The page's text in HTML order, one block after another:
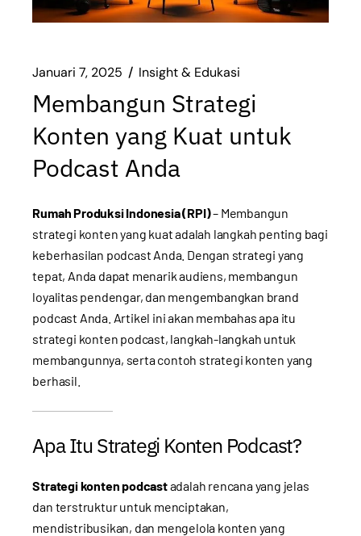
Januari 7, 2025 Insight & Edukasi
Membangun Strategi
Konten yang Kuat untuk
Podcast Anda
Rumah Produksi Indonesia (RPI)– Membangun
strategi konten yang kuat adalah langkah penting bagi
keberhasilan podcast Anda. Dengan strategi yang
tepat, Anda dapat menarik audiens, membangun
loyalitas pendengar, dan mengembangkan brand
podcast Anda. Artikel ini akan membahas apa itu
strategi konten podcast, langkah-langkah untuk
membangunnya, serta contoh strategi konten yang
berhasil.
Apa Itu Strategi Konten Podcast?
Strategi konten podcastadalah rencana yang jelas
dan terstruktur untuk menciptakan,
mendistribusikan, dan mengelola konten yang